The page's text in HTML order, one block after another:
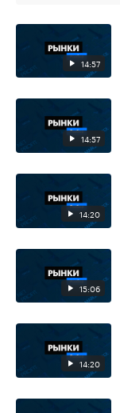
14:57
14:57
14:20
15:06
14:20